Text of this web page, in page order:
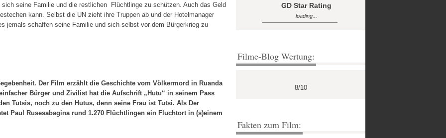
seine Familie und die restlichen Flüchtlinge zu schützen. Auch das Geld
kann. Selbst die UN zieht ihre Truppen ab und der Hotelmanager
jemals schaffen seine Familie und sich selbst vor dem Bürgerkrieg zu
Der Film erzählt die Geschichte vom Völkermord in Ruanda
Bürger und Zivilist hat die Aufschrift „Hutu“ in seinem Pass
Tutsis, noch zu den Hutus, denn seine Frau ist Tutsi. Als Der
Paul Rusesabagina rund 1.270 Flüchtlingen ein Fluchtort in (s)einem
GD Star Rating
loading...
Filme-Blog Wertung:
8/10
Fakten zum Film: